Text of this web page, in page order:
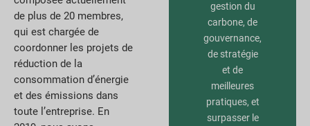
gestion du
carbone, de
gouvernance,
de stratégie
et de
meilleures
pratiques, et
surpasser le
de plus de 20 membres,
qui est chargée de
coordonner les projets de
réduction de la
consommation d’énergie
et des émissions dans
toute l’entreprise. En